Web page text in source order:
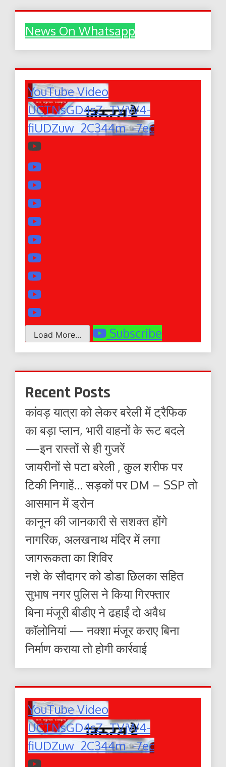
News On Whatsapp
YouTube Video
UCTNsGD4sZ_TVjW4-
fiUDZuw_2C344m_-7ec
Load More... Subscribe
Recent Posts
कांवड़ यात्रा को लेकर बरेली में ट्रैफिक
का बड़ा प्लान, भारी वाहनों के रूट बदले
—इन रास्तों से ही गुजरें
जायरीनों से पटा बरेली , कुल शरीफ पर
टिकी निगाहें… सड़कों पर DM – SSP तो
आसमान में ड्रोन
कानून की जानकारी से सशक्त होंगे
नागरिक, अलखनाथ मंदिर में लगा
जागरूकता का शिविर
नशे के सौदागर को डोडा छिलका सहित
सुभाष नगर पुलिस ने किया गिरफ्तार
बिना मंजूरी बीडीए ने ढहाईं दो अवैध
कॉलोनियां — नक्शा मंजूर कराए बिना
निर्माण कराया तो होगी कार्रवाई
YouTube Video
UCTNsGD4sZ_TVjW4-
fiUDZuw_2C344m_-7ec